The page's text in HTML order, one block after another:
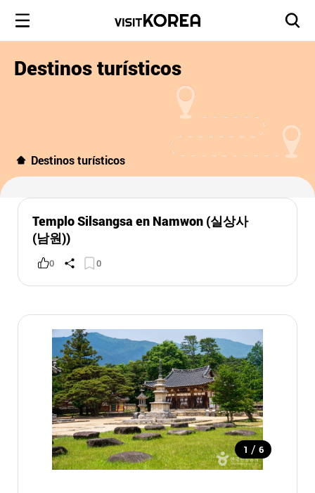
Destinos turísticos
Destinos turísticos
Templo Silsangsa en Namwon (실상사
(남원))
0 0
1 / 6